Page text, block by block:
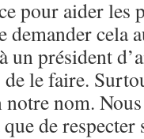
pour aider les
demander cela
un président
le faire.
nom.
de respecter